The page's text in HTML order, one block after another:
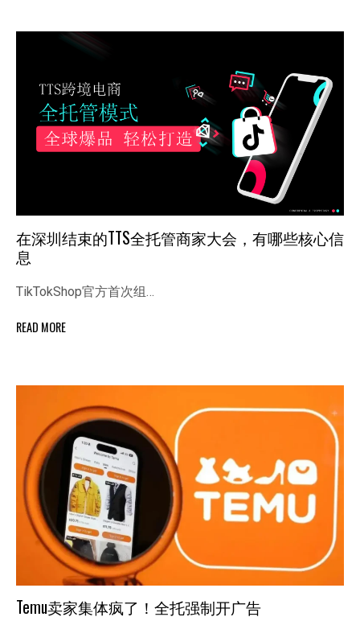
在深圳结束的TTS全托管商家大会，有哪些核心信
息
TikTokShop官方首次组…
READ MORE
Temu卖家集体疯了！全托强制开广告